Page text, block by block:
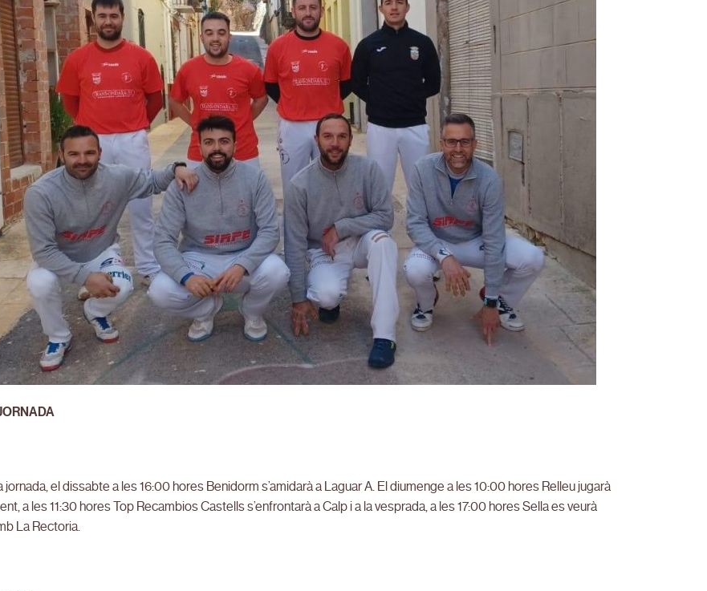
jornada, el dissabte a les 16:00 hores Benidorm s’amidarà a Laguar A. El diumenge a les 10:00 hores Relleu jugarà
a les 11:30 hores Top Recambios Castells s’enfrontarà a Calp i a la vesprada, a les 17:00 hores Sella es veurà
La Rectoria.